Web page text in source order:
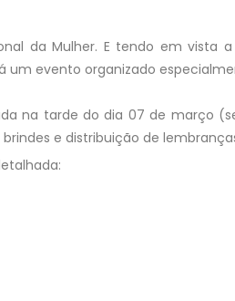
da Mulher. E tendo em vista
um evento organizado
na tarde do dia 07 de março
e distribuição de